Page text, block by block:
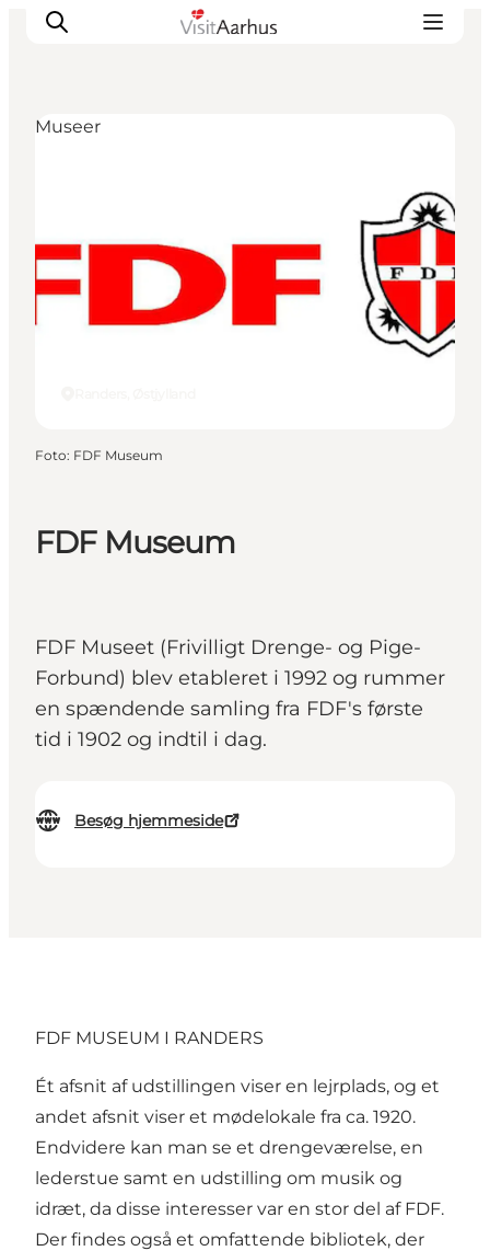
Byer og steder
Planlæg ferien
Transport
FDF Museum
FDF Museet (Frivilligt Drenge- og Pige-
Forbund) blev etableret i 1992 og rummer
en spændende samling fra FDF's første
tid i 1902 og indtil i dag.
Besøg hjemmeside
Museer
Foto: FDF Museum
FDF MUSEUM I RANDERS
Ét afsnit af udstillingen viser en lejrplads, og et
andet afsnit viser et mødelokale fra ca. 1920.
Endvidere kan man se et drengeværelse, en
lederstue samt en udstilling om musik og
idræt, da disse interesser var en stor del af FDF.
Der findes også et omfattende bibliotek, der